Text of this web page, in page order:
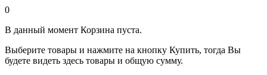
0
В данный момент Корзина пуста.
Выберите товары и нажмите на кнопку Купить, тогда Вы
будете видеть здесь товары и общую сумму.